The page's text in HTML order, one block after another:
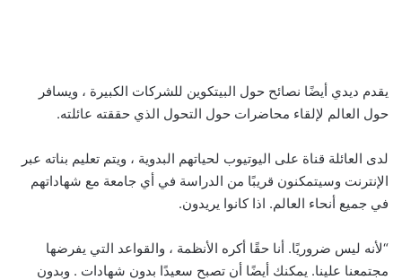
يقدم ديدي أيضًا نصائح حول البيتكوين للشركات الكبيرة ، ويسافر
حول العالم لإلقاء محاضرات حول التحول الذي حققته عائلته.
لدى العائلة قناة على اليوتيوب لحياتهم البدوية ، ويتم تعليم بناته عبر
الإنترنت وسيتمكنون قريبًا من الدراسة في أي جامعة مع شهاداتهم
في جميع أنحاء العالم. اذا كانوا يريدون.
“لأنه ليس ضروريًا. أنا حقًا أكره الأنظمة ، والقواعد التي يفرضها
مجتمعنا علينا. يمكنك أيضًا أن تصبح سعيدًا بدون شهادات . وبدون